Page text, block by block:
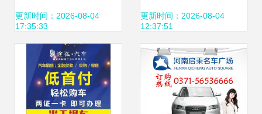
到位
更新时间：2026-08-04
17:35:33
购、寄卖、评估、
按揭、代办过户与
上牌服务
更新时间：2026-08-04
12:37:51